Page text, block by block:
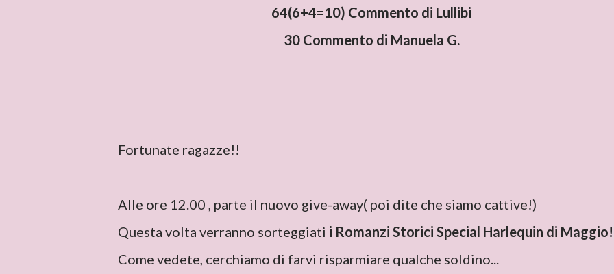
64(6+4=10) Commento di Lullibi
30 Commento di Manuela G.
Fortunate ragazze!!
Alle ore 12.00 , parte il nuovo give-away( poi dite che siamo cattive!)
Questa volta verranno sorteggiati i Romanzi Storici Special Harlequin di Maggio!
Come vedete, cerchiamo di farvi risparmiare qualche soldino...